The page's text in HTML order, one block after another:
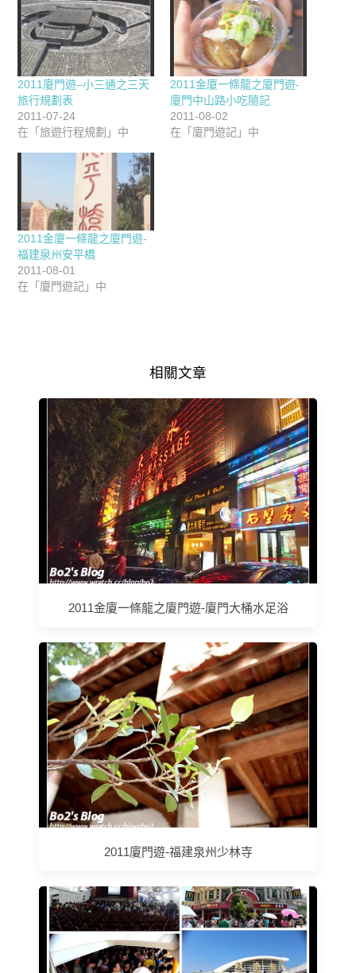
2011廈門遊–小三通之三天
旅行規劃表
2011-07-24
在「旅遊行程規劃」中
2011金廈一條龍之廈門遊-
廈門中山路小吃隨記
2011-08-02
在「廈門遊記」中
2011金廈一條龍之廈門遊-
福建泉州安平橋
2011-08-01
在「廈門遊記」中
相關文章
2011金廈一條龍之廈門遊-廈門大桶水足浴
2011廈門遊-福建泉州少林寺